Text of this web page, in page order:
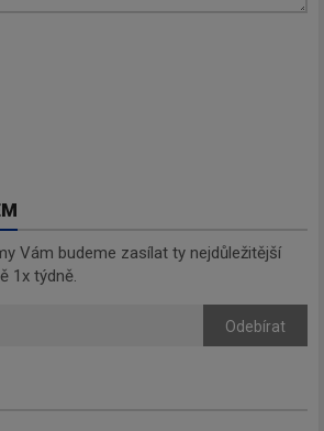
Vám budeme zasílat ty nejdůležitější
1x týdně.
Odebírat